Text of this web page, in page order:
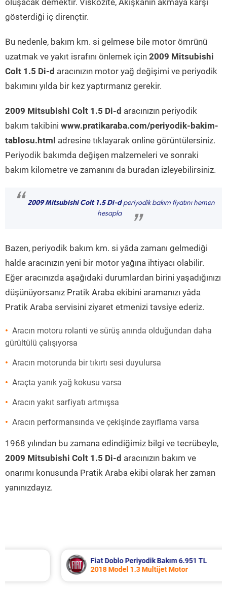
oluşacak demektir. Viskozite, Akışkanın akmaya karşı
gösterdiği iç dirençtir.
Bu nedenle, bakım km. si gelmese bile motor ömrünü
uzatmak ve yakıt israfını önlemek için 2009 Mitsubishi
Colt 1.5 Di-d aracınızın motor yağ değişimi ve periyodik
bakımını yılda bir kez yaptırmanız gerekir.
2009 Mitsubishi Colt 1.5 Di-d aracınızın periyodik
bakım takibini www.pratikaraba.com/periyodik-bakim-
tablosu.html adresine tıklayarak online görüntülersiniz.
Periyodik bakımda değişen malzemeleri ve sonraki
bakım kilometre ve zamanını da buradan izleyebilirsiniz.
“ 2009 Mitsubishi Colt 1.5 Di-dperiyodik bakım fiyatını hemen
hesapla
”
Bazen, periyodik bakım km. si yâda zamanı gelmediği
halde aracınızın yeni bir motor yağına ihtiyacı olabilir.
Eğer aracınızda aşağıdaki durumlardan birini yaşadığınızı
düşünüyorsanız Pratik Araba ekibini aramanızı yâda
Pratik Araba servisini ziyaret etmenizi tavsiye ederiz.
Aracın motoru rolanti ve sürüş anında olduğundan daha
gürültülü çalışıyorsa
Aracın motorunda bir tıkırtı sesi duyulursa
Araçta yanık yağ kokusu varsa
Aracın yakıt sarfiyatı artmışsa
Aracın performansında ve çekişinde zayıflama varsa
1968 yılından bu zamana edindiğimiz bilgi ve tecrübeyle,
2009 Mitsubishi Colt 1.5 Di-d aracınızın bakım ve
onarımı konusunda Pratik Araba ekibi olarak her zaman
yanınızdayız.
Fiat Doblo Periyodik Bakım 6.951 TL
2018 Model 1.3 Multijet Motor